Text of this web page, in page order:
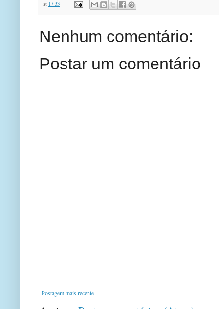
at 17:33
Nenhum comentário:
Postar um comentário
Postagem mais recente